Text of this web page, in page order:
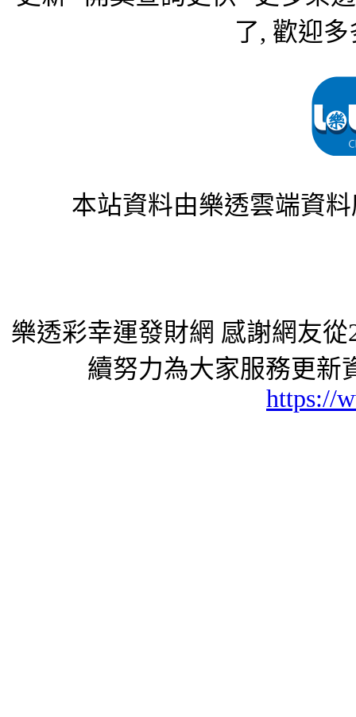
了, 歡迎
本站資料由樂透雲端資
樂透彩幸運發財網 感謝網友
續努力為大家服務更新
https://